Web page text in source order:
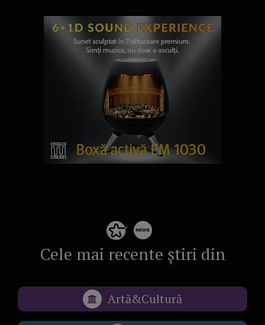
Cele mai recente știri din
Artă&Cultură